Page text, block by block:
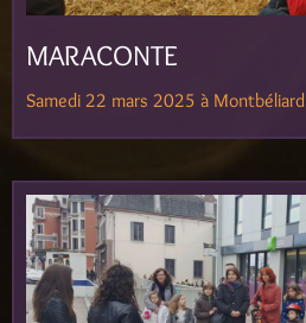
MARACONTE
Samedi 22 mars 2025 à Montbéliard